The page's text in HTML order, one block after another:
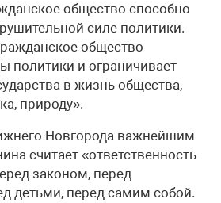
общество способно
силе политики.
общество
политики и ограничивает
в жизнь общества,
природу».
Новгорода важнейшим
считает «ответственность
законом, перед
детьми, перед самим собой.